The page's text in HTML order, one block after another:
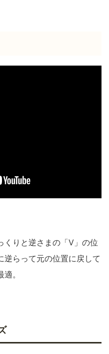
くりと逆さまの「V」の位
逆らって元の位置に戻して
。